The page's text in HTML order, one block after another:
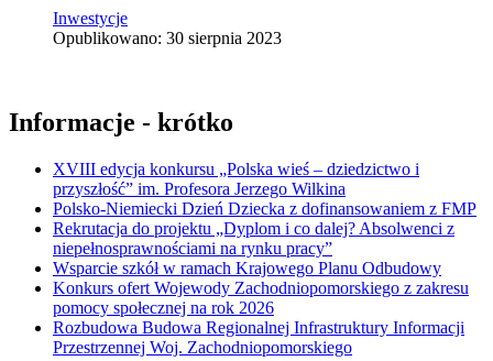
Inwestycje
Opublikowano: 30 sierpnia 2023
Informacje - krótko
XVIII edycja konkursu „Polska wieś – dziedzictwo i
przyszłość” im. Profesora Jerzego Wilkina
Polsko-Niemiecki Dzień Dziecka z dofinansowaniem z FMP
Rekrutacja do projektu „Dyplom i co dalej? Absolwenci z
niepełnosprawnościami na rynku pracy”
Wsparcie szkół w ramach Krajowego Planu Odbudowy
Konkurs ofert Wojewody Zachodniopomorskiego z zakresu
pomocy społecznej na rok 2026
Rozbudowa Budowa Regionalnej Infrastruktury Informacji
Przestrzennej Woj. Zachodniopomorskiego